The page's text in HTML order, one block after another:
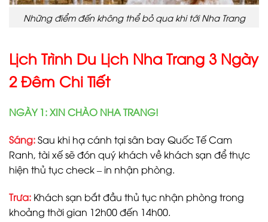
Những điểm đến không thể bỏ qua khi tới Nha Trang
Lịch Trình Du Lịch Nha Trang 3 Ngày
2 Đêm Chi Tiết
NGÀY 1: XIN CHÀO NHA TRANG!
Sáng:Sau khi hạ cánh tại sân bay Quốc Tế Cam
Ranh, tài xế sẽ đón quý khách về khách sạn để thực
hiện thủ tục check – in nhận phòng.
Trưa: Khách sạn bắt đầu thủ tục nhận phòng trong
khoảng thời gian 12h00 đến 14h00.